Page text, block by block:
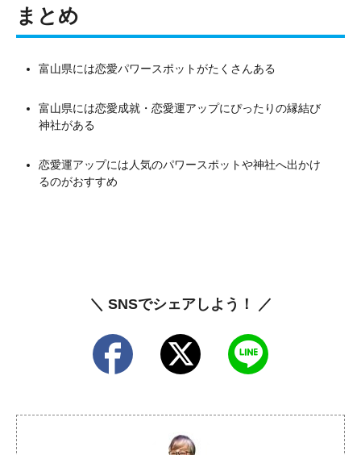
まとめ
富山県には恋愛パワースポットがたくさんある
富山県には恋愛成就・恋愛運アップにぴったりの縁結び
神社がある
恋愛運アップには人気のパワースポットや神社へ出かけ
るのがおすすめ
＼ SNSでシェアしよう！ ／